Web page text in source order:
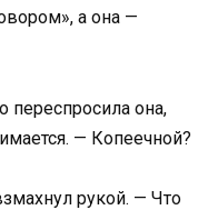
а она —
переспросила она,
— Копеечной?
рукой. — Что